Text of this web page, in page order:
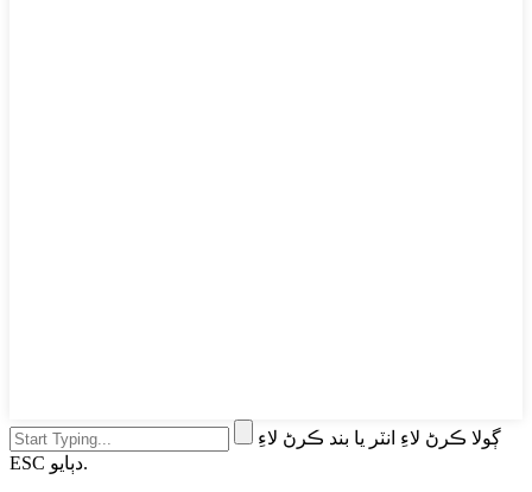
ڳولا ڪرڻ لاءِ انٽر يا بند ڪرڻ لاءِ
ESC دٻايو.